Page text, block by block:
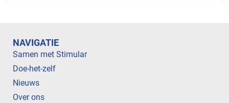
NAVIGATIE
Samen met Stimular
Doe-het-zelf
Nieuws
Over ons